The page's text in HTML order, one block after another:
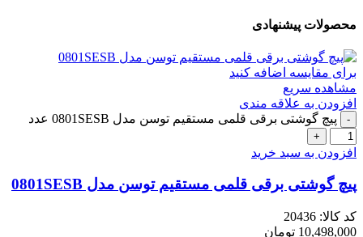
محصولات پیشنهادی
برای مقایسه اضافه کنید
مشاهده سریع
افزودن به علاقه مندی
پیچ گوشتی برقی قلمی مستقیم توسن مدل 0801SESB عدد
افزودن به سبد خرید
پیچ گوشتی برقی قلمی مستقیم توسن مدل 0801SESB
کد کالا: 20436
10,498,000 تومان